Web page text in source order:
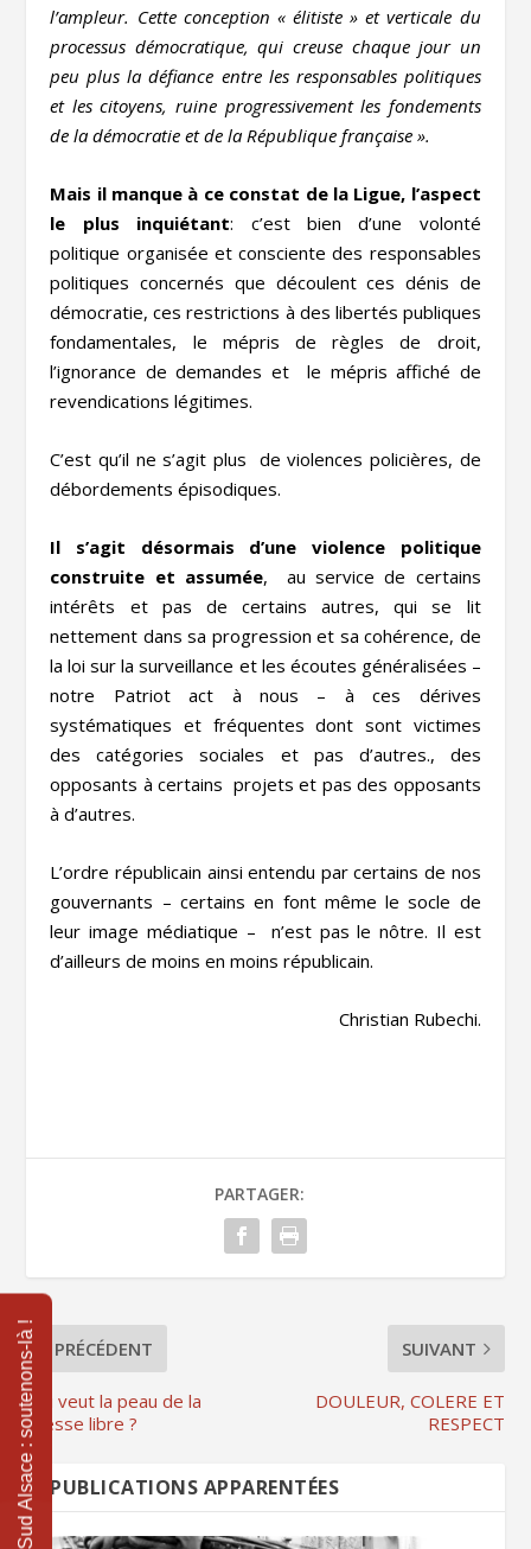
l’ampleur. Cette conception « élitiste » et verticale du
processus démocratique, qui creuse chaque jour un
peu plus la défiance entre les responsables politiques
et les citoyens, ruine progressivement les fondements
de la démocratie et de la République française ».
Mais il manque à ce constat de la Ligue, l’aspect
le plus inquiétant: c’est bien d’une volonté
politique organisée et consciente des responsables
politiques concernés que découlent ces dénis de
démocratie, ces restrictions à des libertés publiques
fondamentales, le mépris de règles de droit,
l’ignorance de demandes et le mépris affiché de
revendications légitimes.
C’est qu’il ne s’agit plus de violences policières, de
débordements épisodiques.
Il s’agit désormais d’une violence politique
construite et assumée, au service de certains
intérêts et pas de certains autres, qui se lit
nettement dans sa progression et sa cohérence, de
la loi sur la surveillance et les écoutes généralisées –
notre Patriot act à nous – à ces dérives
systématiques et fréquentes dont sont victimes
des catégories sociales et pas d’autres., des
opposants à certains projets et pas des opposants
à d’autres.
L’ordre républicain ainsi entendu par certains de nos
gouvernants – certains en font même le socle de
leur image médiatique – n’est pas le nôtre. Il est
d’ailleurs de moins en moins républicain.
Christian Rubechi.
PARTAGER:
PRÉCÉDENT
Qui veut la peau de la
presse libre ?
SUIVANT
DOULEUR, COLERE ET
RESPECT
PUBLICATIONS APPARENTÉES